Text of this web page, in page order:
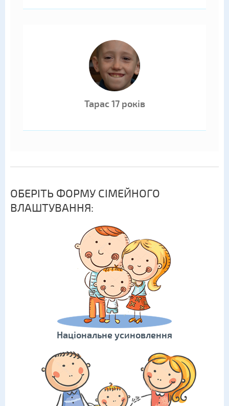
Тарас 17 років
ОБЕРІТЬ ФОРМУ СІМЕЙНОГО
ВЛАШТУВАННЯ:
Національне усиновлення